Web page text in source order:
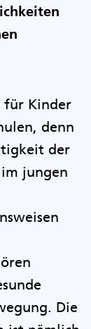
für Kinder
denn
der
im jungen
Die